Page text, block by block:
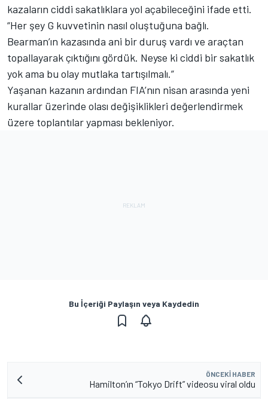
kazaların ciddi sakatlıklara yol açabileceğini ifade etti.
“Her şey G kuvvetinin nasıl oluştuğuna bağlı.
Bearman’ın kazasında ani bir duruş vardı ve araçtan
topallayarak çıktığını gördük. Neyse ki ciddi bir sakatlık
yok ama bu olay mutlaka tartışılmalı.”
Yaşanan kazanın ardından FIA’nın nisan arasında yeni
kurallar üzerinde olası değişiklikleri değerlendirmek
üzere toplantılar yapması bekleniyor.
Bu İçeriği Paylaşın veya Kaydedin
ÖNCEKI HABER
Hamilton’ın “Tokyo Drift” videosu viral oldu